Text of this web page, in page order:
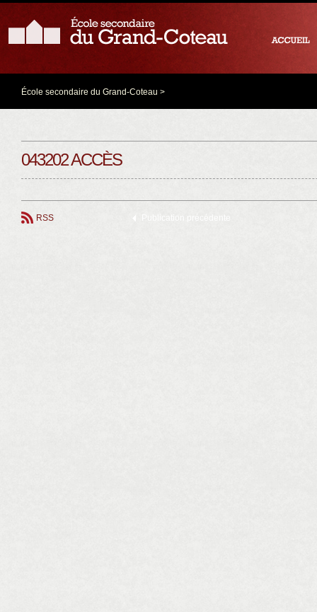
École secondaire du Grand-Coteau >
043202 ACCÈS
RSS Publication précédente